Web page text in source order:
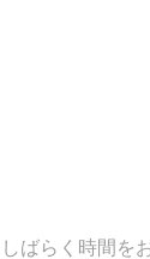
ばらく時間を